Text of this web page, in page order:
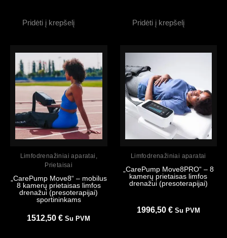
Pridėti į krepšelį Pridėti į krepšelį
Limfodrenažiniai aparatai ,
Prietaisai
„CarePump Move8“ – mobilus
8 kamerų prietaisas limfos
drenažui (presoterapijai)
sportininkams
1512,50€ Su PVM
Limfodrenažiniai aparatai
„CarePump Move8PRO“ – 8
kamerų prietaisas limfos
drenažui (presoterapijai)
1996,50 € Su PVM